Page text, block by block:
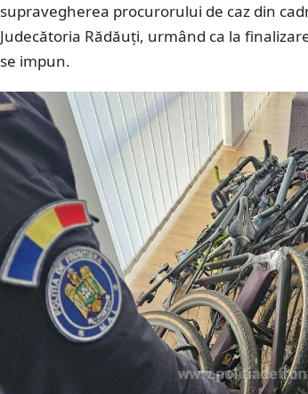
supravegherea procurorului de caz din
Judecătoria Rădăuți, urmând ca la
se impun.